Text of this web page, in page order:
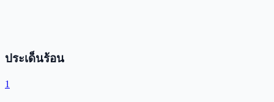
ประเด็นร้อน
1